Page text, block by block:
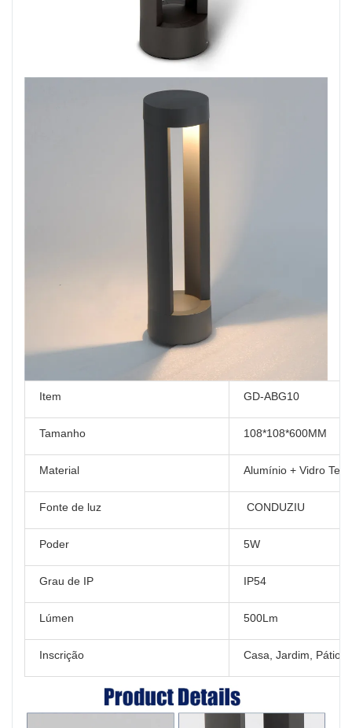
Item GD-ABG10
Tamanho 108*108*600MM
Material Alumínio + Vidro
Fonte de luz CONDUZIU
Poder 5W
Grau de IP IP54
Lúmen 500Lm
Inscrição Casa, Jardim, Pátio